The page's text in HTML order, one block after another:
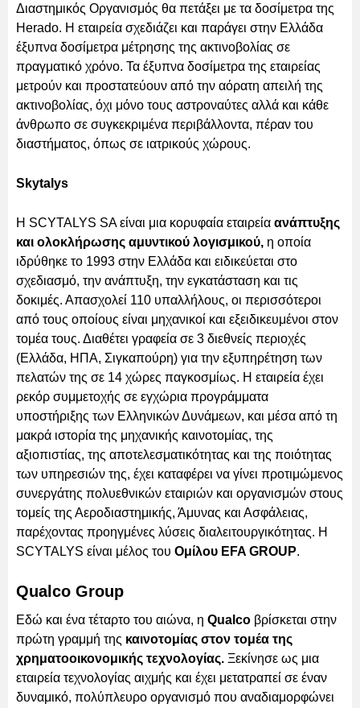
Διαστημικός Οργανισμός θα πετάξει με τα δοσίμετρα της
Herado. Η εταιρεία σχεδιάζει και παράγει στην Ελλάδα
έξυπνα δοσίμετρα μέτρησης της ακτινοβολίας σε
πραγματικό χρόνο. Τα έξυπνα δοσίμετρα της εταιρείας
μετρούν και προστατεύουν από την αόρατη απειλή της
ακτινοβολίας, όχι μόνο τους αστροναύτες αλλά και κάθε
άνθρωπο σε συγκεκριμένα περιβάλλοντα, πέραν του
διαστήματος, όπως σε ιατρικούς χώρους.
Skytalys
Η SCYTALYS SA είναι μια κορυφαία εταιρεία ανάπτυξης
και ολοκλήρωσης αμυντικού λογισμικού, η οποία
ιδρύθηκε το 1993 στην Ελλάδα και ειδικεύεται στο
σχεδιασμό, την ανάπτυξη, την εγκατάσταση και τις
δοκιμές. Απασχολεί 110 υπαλλήλους, οι περισσότεροι
από τους οποίους είναι μηχανικοί και εξειδικευμένοι στον
τομέα τους. Διαθέτει γραφεία σε 3 διεθνείς περιοχές
(Ελλάδα, ΗΠΑ, Σιγκαπούρη) για την εξυπηρέτηση των
πελατών της σε 14 χώρες παγκοσμίως. Η εταιρεία έχει
ρεκόρ συμμετοχής σε εγχώρια προγράμματα
υποστήριξης των Ελληνικών Δυνάμεων, και μέσα από τη
μακρά ιστορία της μηχανικής καινοτομίας, της
αξιοπιστίας, της αποτελεσματικότητας και της ποιότητας
των υπηρεσιών της, έχει καταφέρει να γίνει προτιμώμενος
συνεργάτης πολυεθνικών εταιριών και οργανισμών στους
τομείς της Αεροδιαστημικής, Άμυνας και Ασφάλειας,
παρέχοντας προηγμένες λύσεις διαλειτουργικότητας. H
SCYTALYS είναι μέλος του Ομίλου EFA GROUP.
Qualco Group
Εδώ και ένα τέταρτο του αιώνα, η Qualco βρίσκεται στην
πρώτη γραμμή της καινοτομίας στον τομέα της
χρηματοοικονομικής τεχνολογίας. Ξεκίνησε ως μια
εταιρεία τεχνολογίας αιχμής και έχει μετατραπεί σε έναν
δυναμικό, πολύπλευρο οργανισμό που αναδιαμορφώνει